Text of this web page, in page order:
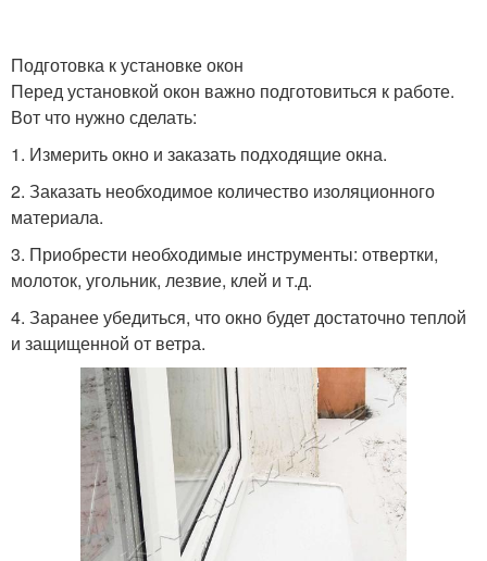
Подготовка к установке окон
Перед установкой окон важно подготовиться к работе.
Вот что нужно сделать:
1. Измерить окно и заказать подходящие окна.
2. Заказать необходимое количество изоляционного
материала.
3. Приобрести необходимые инструменты: отвертки,
молоток, угольник, лезвие, клей и т.д.
4. Заранее убедиться, что окно будет достаточно теплой
и защищенной от ветра.